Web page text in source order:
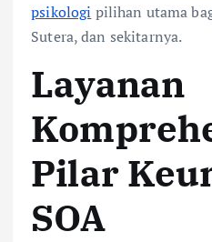
psikologi pilihan utama
Sutera, dan sekitarnya.
Layanan
Pilar
SOA